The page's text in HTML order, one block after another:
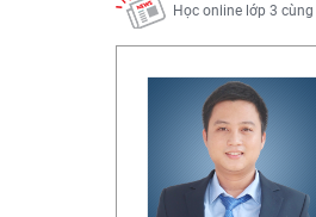
Học online lớp 3
Học online lớp 2 với
2K6! Lộ Trình Sun
Hot! Lễ hội đồng giá
Khuyến Mãi Khoá
Đồng giá khóa học